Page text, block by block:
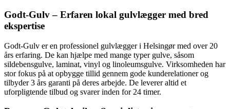
Godt-Gulv – Erfaren lokal gulvlægger med bred
ekspertise
Godt-Gulv er en professionel gulvlægger i Helsingør med over 20
års erfaring. De kan hjælpe med mange typer gulve, såsom
sildebensgulve, laminat, vinyl og linoleumsgulve. Virksomheden har
stor fokus på at opbygge tillid gennem gode kunderelationer og
tilbyder 3 års garanti på deres arbejde. De leverer altid et
uforpligtende tilbud og svarer inden for 24 timer.